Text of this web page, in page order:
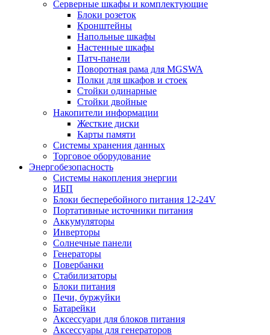
Серверные шкафы и комплектующие
Блоки розеток
Кронштейны
Напольные шкафы
Настенные шкафы
Патч-панели
Поворотная рама для MGSWA
Полки для шкафов и стоек
Стойки одинарные
Стойки двойные
Накопители информации
Жесткие диски
Карты памяти
Системы хранения данных
Торговое оборудование
Энергобезопасность
Системы накопления энергии
ИБП
Блоки бесперебойного питания 12-24V
Портативные источники питания
Аккумуляторы
Инверторы
Солнечные панели
Генераторы
Повербанки
Стабилизаторы
Блоки питания
Печи, буржуйки
Батарейки
Аксессуари для блоков питания
Аксессуары для генераторов